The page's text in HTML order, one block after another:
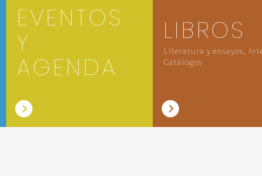
EVENTOS
Y
AGENDA
LIBROS
Literatura y ensayos,
Catálogos